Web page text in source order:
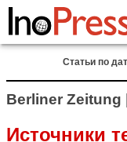
Статьи по
Berliner Zeitung |
Источники